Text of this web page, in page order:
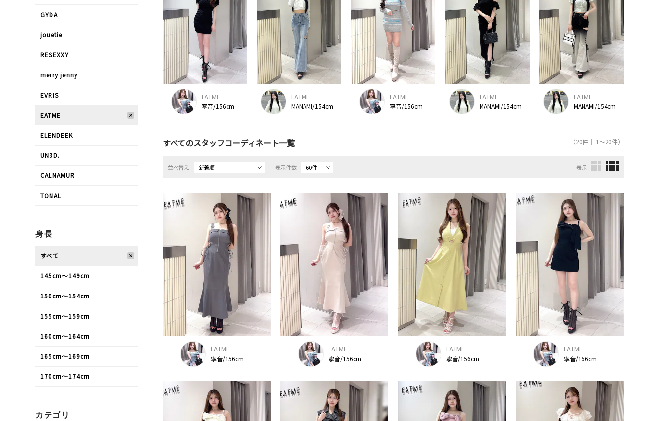
EATME
寧音/156cm
EATME
MANAMI/154cm
EATME
寧音/156cm
EATME
MANAMI/154cm
EATME
MANAMI/154cm
すべてのスタッフコーディネート一覧 （20件｜ 1～20件）
並べ替え 新着順 表示件数 60件 表示
EATME
寧音/156cm
EATME
寧音/156cm
EATME
寧音/156cm
EATME
寧音/156cm
GYDA
jouetie
RESEXXY
merry jenny
EVRIS
EATME
ELENDEEK
UN3D.
CALNAMUR
TONAL
身長
すべて
145cm〜149cm
150cm〜154cm
155cm〜159cm
160cm〜164cm
165cm〜169cm
170cm〜174cm
カテゴリ